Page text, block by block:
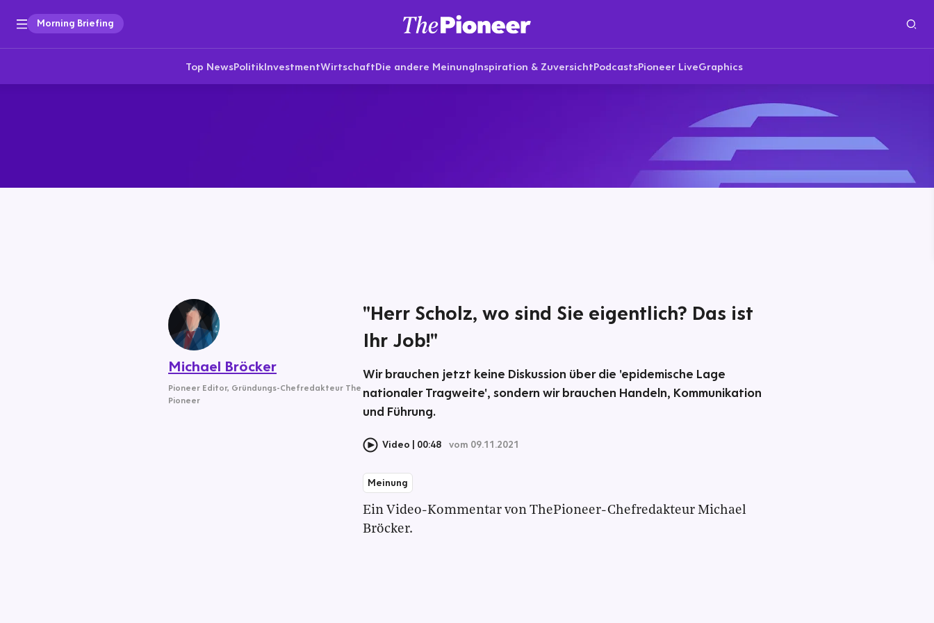
Morning Briefing
Top NewsPolitikInvestmentWirtschaftDie andere MeinungInspiration & ZuversichtPodcastsPioneer LiveGraphics
Michael Bröcker
Pioneer Editor, Gründungs-Chefredakteur The
Pioneer
"Herr Scholz, wo sind Sie eigentlich? Das ist
Ihr Job!"
Wir brauchen jetzt keine Diskussion über die 'epidemische Lage
nationaler Tragweite', sondern wir brauchen Handeln, Kommunikation
und Führung.
Video 00:48 vom 09.11.2021
Meinung
Ein Video-Kommentar von ThePioneer-Chefredakteur Michael
Bröcker.